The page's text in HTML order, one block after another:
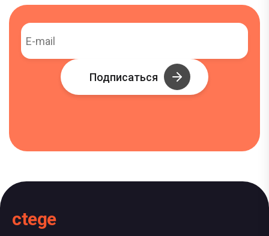
Подписаться
ctege